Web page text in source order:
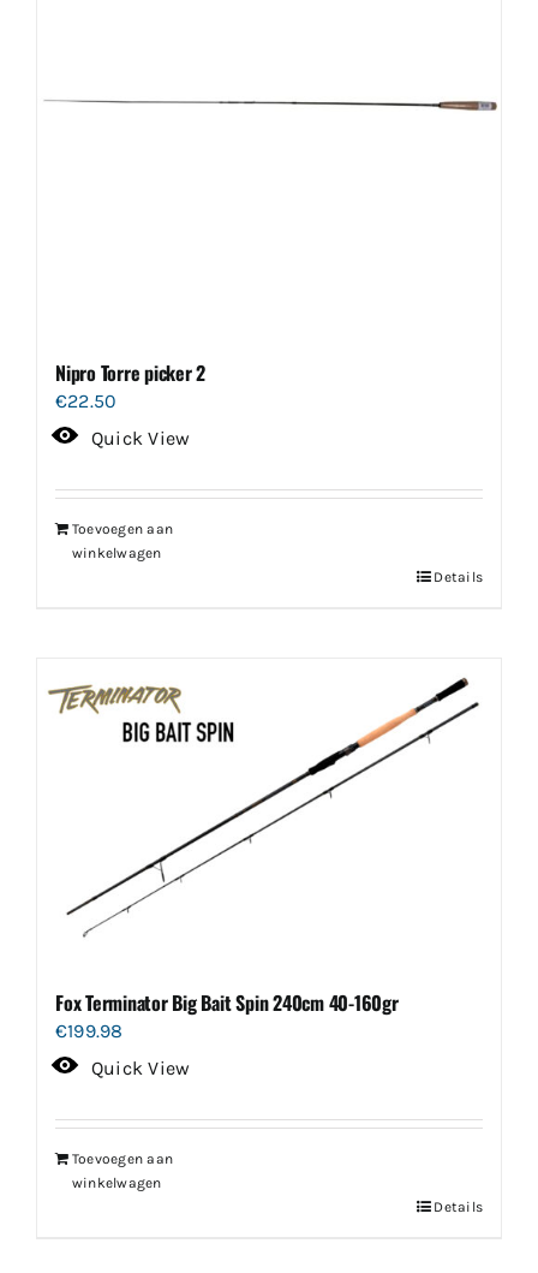
Nipro Torre picker 2
€22.50
Quick View
Toevoegen aan
winkelwagen
Details
Fox Terminator Big Bait Spin 240cm 40-160gr
€199.98
Quick View
Toevoegen aan
winkelwagen
Details